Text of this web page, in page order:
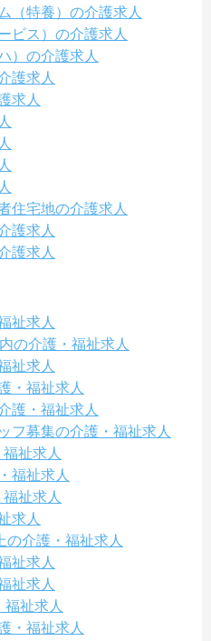
（特養）の介護求人
ビス）の介護求人
）の介護求人
護求人
求人
住宅地の介護求人
護求人
護求人
祉求人
の介護・福祉求人
祉求人
・福祉求人
護・福祉求人
フ募集の介護・福祉求人
祉求人
福祉求人
祉求人
求人
介護・福祉求人
祉求人
祉求人
祉求人
・福祉求人